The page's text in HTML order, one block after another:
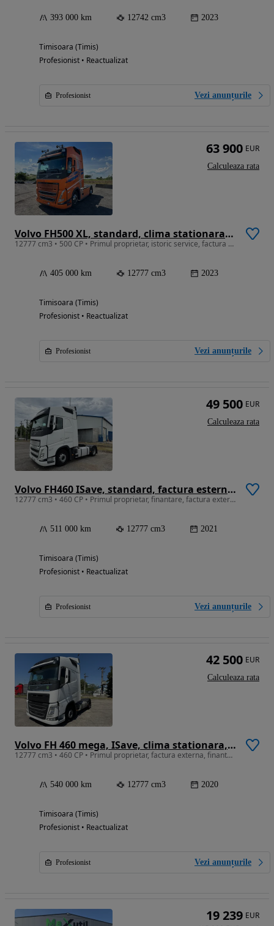
393 000 km 12742 cm3 2023
Timisoara (Timis)
Profesionist • Reactualizat
Profesionist Vezi anunțurile
Volvo FH500 XL, standard, clima stationara, jante aliaj, anvelope spate noi, fuste laterale, finantare
12777 cm3 • 500 CP • Primul proprietar, istoric service, factura externa, finantare
405 000 km 12777 cm3 2023
Timisoara (Timis)
Profesionist • Reactualizat
Profesionist Vezi anunțurile
63 900 EUR
Calculeaza rata
Volvo FH460 ISave, standard, factura esterna, finantare
12777 cm3 • 460 CP • Primul proprietar, finantare, factura externa
511 000 km 12777 cm3 2021
Timisoara (Timis)
Profesionist • Reactualizat
Profesionist Vezi anunțurile
49 500 EUR
Calculeaza rata
Volvo FH 460 mega, ISave, clima stationara, G2V2, finantare
12777 cm3 • 460 CP • Primul proprietar, factura externa, finantare
540 000 km 12777 cm3 2020
Timisoara (Timis)
Profesionist • Reactualizat
Profesionist Vezi anunțurile
42 500 EUR
Calculeaza rata
19 239 EUR